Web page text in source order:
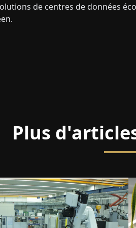
de centres de données
Plus